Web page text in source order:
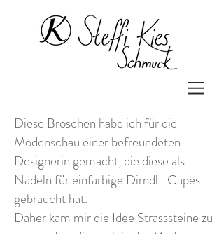
Diese Broschen habe ich für die
Modenschau einer befreundeten
Designerin gemacht, die diese als
Nadeln für einfarbige Dirndl- Capes
gebraucht hat.
Daher kam mir die Idee Strasssteine zu